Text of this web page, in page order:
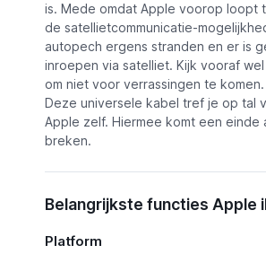
is. Mede omdat Apple voorop
de satellietcommunicatie-
autopech ergens stranden en er is
inroepen via satelliet. Kijk vooraf
om niet voor verrassingen te
Deze universele kabel tref je op tal
Apple zelf. Hiermee komt een
breken.
Belangrijkste functies Apple
Platform